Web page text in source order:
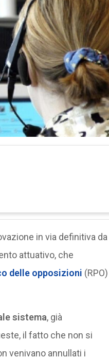
in via definitiva da
attuativo, che
delle opposizioni (RPO)
sistema, già
il fatto che non si
venivano annullati i